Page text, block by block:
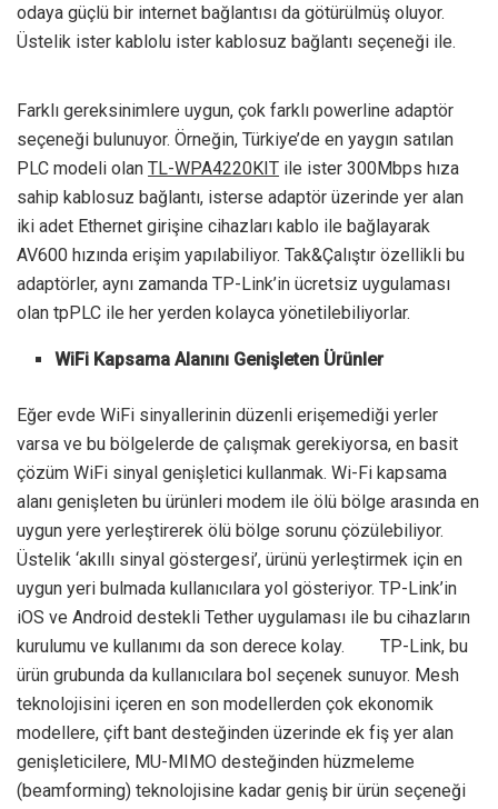
odaya güçlü bir internet bağlantısı da götürülmüş oluyor.
Üstelik ister kablolu ister kablosuz bağlantı seçeneği ile.
Farklı gereksinimlere uygun, çok farklı powerline adaptör
seçeneği bulunuyor. Örneğin, Türkiye’de en yaygın satılan
PLC modeli olan TL-WPA4220KIT ile ister 300Mbps hıza
sahip kablosuz bağlantı, isterse adaptör üzerinde yer alan
iki adet Ethernet girişine cihazları kablo ile bağlayarak
AV600 hızında erişim yapılabiliyor. Tak&Çalıştır özellikli bu
adaptörler, aynı zamanda TP-Link’in ücretsiz uygulaması
olan tpPLC ile her yerden kolayca yönetilebiliyorlar.
WiFi Kapsama Alanını Genişleten Ürünler
Eğer evde WiFi sinyallerinin düzenli erişemediği yerler
varsa ve bu bölgelerde de çalışmak gerekiyorsa, en basit
çözüm WiFi sinyal genişletici kullanmak. Wi-Fi kapsama
alanı genişleten bu ürünleri modem ile ölü bölge arasında en
uygun yere yerleştirerek ölü bölge sorunu çözülebiliyor.
Üstelik ‘akıllı sinyal göstergesi’, ürünü yerleştirmek için en
uygun yeri bulmada kullanıcılara yol gösteriyor. TP-Link’in
iOS ve Android destekli Tether uygulaması ile bu cihazların
kurulumu ve kullanımı da son derece kolay. TP-Link, bu
ürün grubunda da kullanıcılara bol seçenek sunuyor. Mesh
teknolojisini içeren en son modellerden çok ekonomik
modellere, çift bant desteğinden üzerinde ek fiş yer alan
genişleticilere, MU-MIMO desteğinden hüzmeleme
(beamforming) teknolojisine kadar geniş bir ürün seçeneği